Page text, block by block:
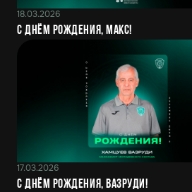
18.03.2026
С днём рождения, Макс!
17.03.2026
С днём рождения, Вазруди!